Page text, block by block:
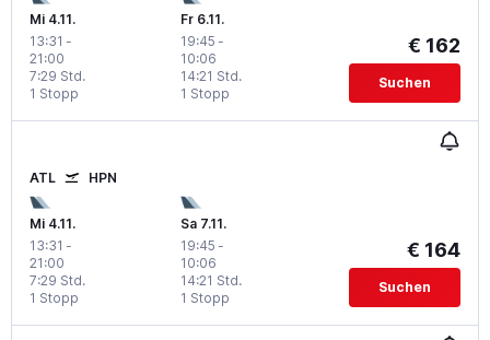
Mi 4.11.
13:31 -
21:00
1 Stopp
7:29 Std.
Fr 6.11.
19:45 -
10:06
1 Stopp
14:21 Std.
€ 162
Suchen
ATL HPN
Mi 4.11.
13:31 -
21:00
1 Stopp
7:29 Std.
Sa 7.11.
19:45 -
10:06
1 Stopp
14:21 Std.
€ 164
Suchen